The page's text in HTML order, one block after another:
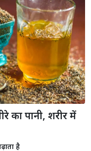
नए घरों को मंजूरी, 153.47